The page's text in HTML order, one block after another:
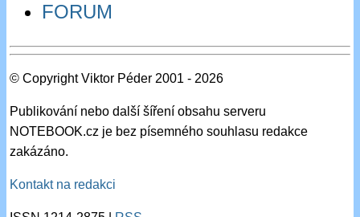
FORUM
© Copyright Viktor Péder 2001 - 2026
Publikování nebo další šíření obsahu serveru
NOTEBOOK.cz je bez písemného souhlasu redakce
zakázáno.
Kontakt na redakci